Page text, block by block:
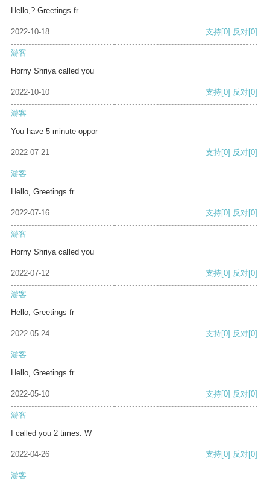
Hello,? Greetings fr
2022-10-18 支持[0] 反对[0]
游客
Horny Shriya called you
2022-10-10 支持[0] 反对[0]
游客
You have 5 minute oppor
2022-07-21 支持[0] 反对[0]
游客
Hello, Greetings fr
2022-07-16 支持[0] 反对[0]
游客
Horny Shriya called you
2022-07-12 支持[0] 反对[0]
游客
Hello, Greetings fr
2022-05-24 支持[0] 反对[0]
游客
Hello, Greetings fr
2022-05-10 支持[0] 反对[0]
游客
I called you 2 times. W
2022-04-26 支持[0] 反对[0]
游客